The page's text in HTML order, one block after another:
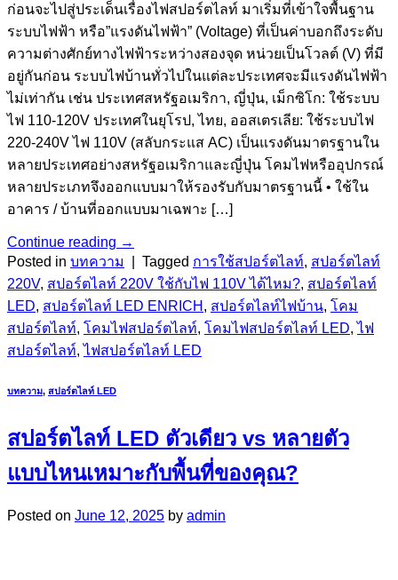
ก่อนจะไปสู่ประเด็นเรื่องไฟสปอร์ตไลท์ มาเริ่มที่เข้าใจพื้นฐาน
ระบบไฟฟ้า หรือ”แรงดันไฟฟ้า” (Voltage) ที่เป็นค่าบอกถึงระดับ
ความต่างศักย์ทางไฟฟ้าระหว่างสองจุด หน่วยเป็นโวลต์ (V) ที่มี
อยู่กันก่อน ระบบไฟบ้านทั่วไปในแต่ละประเทศจะมีแรงดันไฟฟ้า
ไม่เท่ากัน เช่น ประเทศสหรัฐอเมริกา, ญี่ปุ่น, เม็กซิโก: ใช้ระบบ
ไฟ 110-120V ประเทศในยุโรป, ไทย, ออสเตรเลีย: ใช้ระบบไฟ
220-240V ไฟ 110V (สลับกระแส AC) เป็นแรงดันมาตรฐานใน
หลายประเทศอย่างสหรัฐอเมริกาและญี่ปุ่น โคมไฟหรืออุปกรณ์
หลายประเภทจึงออกแบบมาให้รองรับกับมาตรฐานนี้ • ใช้ใน
อาคาร / บ้านที่ออกแบบมาเฉพาะ […]
Continue reading →
Posted in บทความ Tagged การใช้สปอร์ตไลท์, สปอร์ตไลท์
220V, สปอร์ตไลท์ 220V ใช้กับไฟ 110V ได้ไหม?, สปอร์ตไลท์
LED, สปอร์ตไลท์ LED ENRICH , สปอร์ตไลท์ไฟบ้าน, โคม
สปอร์ตไลท์, โคมไฟสปอร์ตไลท์, โคมไฟสปอร์ตไลท์ LED,ไฟ
สปอร์ตไลท์,ไฟสปอร์ตไลท์ LED
บทความ, สปอร์ตไลท์ LED
สปอร์ตไลท์ LED ตัวเดียว vs หลายตัว
แบบไหนเหมาะกับพื้นที่ของคุณ?
Posted on June 12, 2025 by admin